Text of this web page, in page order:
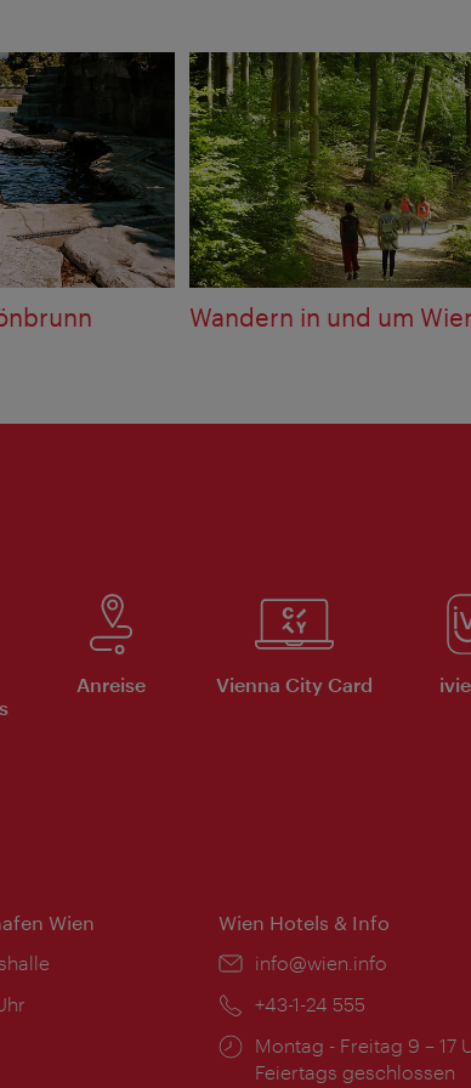
Wandern in und um
Anreise Vienna City Card
Wien
Wien Hotels & Info
Email:
info@wien.info
Telefon:
+43-1-24 555
Öffnungszeiten:
Montag - Freitag 9 – 17
Feiertags geschlossen